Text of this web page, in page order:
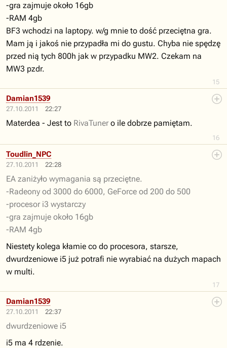
15
-gra zajmuje około 16gb
-RAM 4gb
BF3 wchodzi na laptopy. w/g mnie to dość przeciętna gra.
Mam ją i jakoś nie przypadła mi do gustu. Chyba nie spędzę
przed nią tych 800h jak w przypadku MW2. Czekam na
MW3 pzdr.
27.10.2011 22:27
16
Damian1539
Materdea - Jest to RivaTunero ile dobrze pamiętam.
27.10.2011 22:28
17
Toudlin_NPC
EA zaniżyło wymagania są przeciętne.
-Radeony od 3000 do 6000, GeForce od 200 do 500
-procesor i3 wystarczy
-gra zajmuje około 16gb
-RAM 4gb
Niestety kolega kłamie co do procesora, starsze,
dwurdzeniowe i5 już potrafi nie wyrabiać na dużych mapach
w multi.
27.10.2011 22:37
Damian1539
dwurdzeniowe i5
i5 ma 4 rdzenie.